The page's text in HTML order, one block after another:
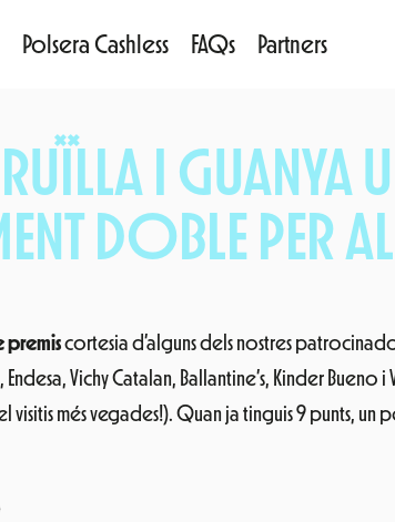
Polsera Cashless FAQs Partners
I GUANYA
DOBLE PER
premiscortesia d’alguns dels nostres
Vichy Catalan, Ballantine’s, Kinder Bueno
més vegades!). Quan ja tinguis 9 punts,